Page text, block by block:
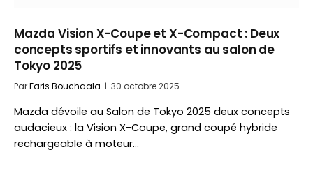
Mazda Vision X-Coupe et X-Compact : Deux
concepts sportifs et innovants au salon de
Tokyo 2025
ParFaris Bouchaala 30 octobre 2025
Mazda dévoile au Salon de Tokyo 2025 deux concepts
audacieux : la Vision X-Coupe, grand coupé hybride
rechargeable à moteur…